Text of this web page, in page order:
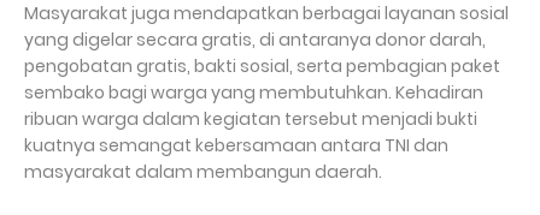
Masyarakat juga mendapatkan berbagai layanan sosial
yang digelar secara gratis, di antaranya donor darah,
pengobatan gratis, bakti sosial, serta pembagian paket
sembako bagi warga yang membutuhkan. Kehadiran
ribuan warga dalam kegiatan tersebut menjadi bukti
kuatnya semangat kebersamaan antara TNI dan
masyarakat dalam membangun daerah.